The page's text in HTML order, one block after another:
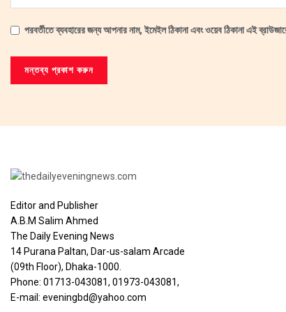
পরবর্তীতে ব্যবহারের জন্য আপনার নাম, ইমেইল ঠিকানা এবং ওয়েব ঠিকানা এই
Editor and Publisher
A.B.M Salim Ahmed
The Daily Evening News
14 Purana Paltan, Dar-us-salam Arcade
(09th Floor), Dhaka-1000.
Phone: 01713-043081, 01973-043081,
E-mail: eveningbd@yahoo.com